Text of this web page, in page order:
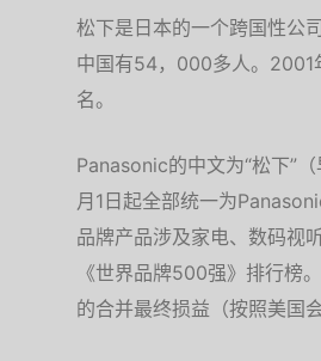
松下是日本的一个跨国性公
中国有54，000多人。2001
名。
Panasonic的中文为“松下”
月1日起全部统一为
品牌产品涉及家电、数码视
《世界品牌500强》排行榜
的合并最终损益（按照美国